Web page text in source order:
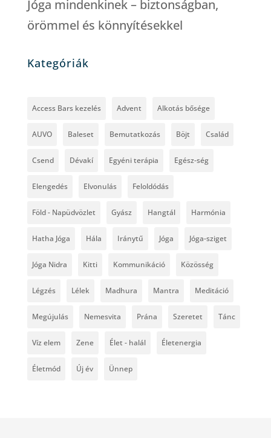
Jóga mindenkinek – biztonságban,
örömmel és könnyítésekkel
Kategóriák
Access Bars kezelés Advent Alkotás bősége
AUVO Baleset Bemutatkozás Böjt Család
Csend Dévakí Egyéni terápia Egész-ség
Elengedés Elvonulás Feloldódás
Föld - Napüdvözlet Gyász Hangtál Harmónia
Hatha Jóga Hála Iránytű Jóga Jóga-sziget
Jóga Nidra Kitti Kommunikáció Közösség
Légzés Lélek Madhura Mantra Meditáció
Megújulás Nemesvita Prána Szeretet Tánc
Víz elem Zene Élet - halál Életenergia
Életmód Új év Ünnep